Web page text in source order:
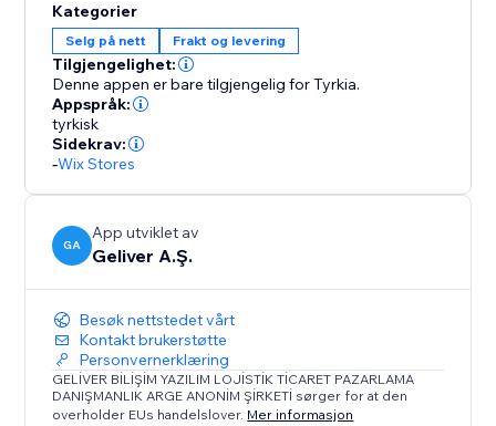
Kategorier
Selg på nett Frakt og levering
Tilgjengelighet:
Denne appen er bare tilgjengelig for Tyrkia.
Appspråk:
tyrkisk
Sidekrav:
-Wix Stores
GA
App utviklet av
Geliver A.Ş.
Besøk nettstedet vårt
Kontakt brukerstøtte
Personvernerklæring
GELİVER BİLİŞİM YAZILIM LOJİSTİK TİCARET PAZARLAMA
DANIŞMANLIK ARGE ANONİM ŞİRKETİ sørger for at den
overholder EUs handelslover. Mer informasjon